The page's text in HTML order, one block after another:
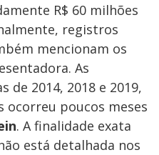
R$ 60 milhões
registros
mencionam os
As
de 2014, 2018 e 2019,
ocorreu poucos meses
. A finalidade exata
está detalhada nos